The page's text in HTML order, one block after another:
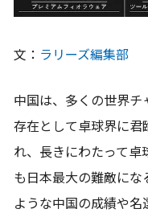
文： ラリーズ編集部
中国は、多くの世界チ
存在として卓球界に君
れ、長きにわたって卓
も日本最大の難敵にな
ような中国の成績や